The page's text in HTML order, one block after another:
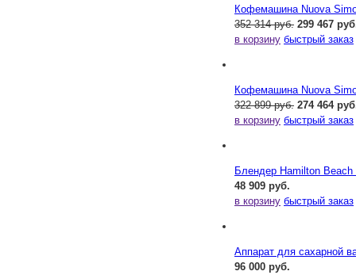
Кофемашина Nuova
352 314 руб. 299 467
в корзину быстрый заказ
Кофемашина Nuova
322 899 руб. 274 464
в корзину быстрый заказ
Блендер Hamilton Beach
48 909 руб.
в корзину быстрый заказ
Аппарат для сахарной
96 000 руб.